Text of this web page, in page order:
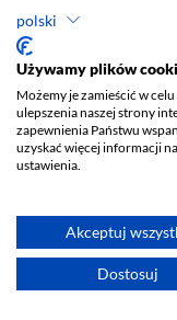
polski
Używamy plików
Możemy je zamieścić w
ulepszenia naszej strony
zapewnienia Państwu
uzyskać więcej informacji
ustawienia.
Akceptuj
Dostosuj
Zadanie
nr 315/WCN/2019/1